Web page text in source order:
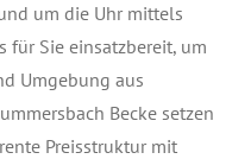
um die Uhr mittels
für Sie einsatzbereit, um
Umgebung aus
Becke setzen
Preisstruktur mit